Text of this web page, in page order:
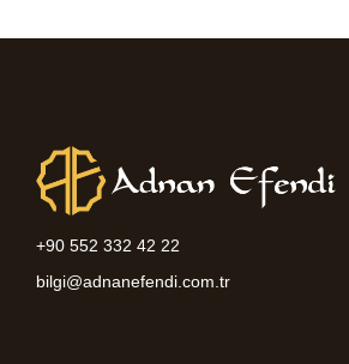
+90 552 332 42 22
bilgi@adnanefendi.com.tr